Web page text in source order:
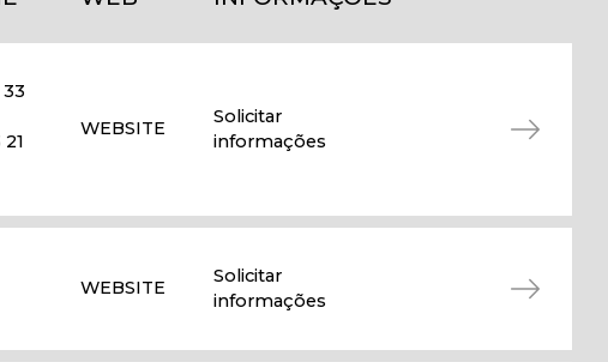
33
WEBSITE
Solicitar
informações
WEBSITE
Solicitar
informações